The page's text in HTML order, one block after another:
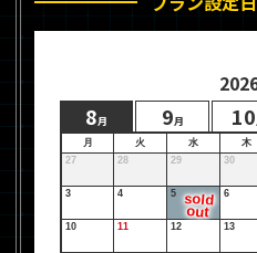
8月 9月 10
月 火 水 木
27
28 29 30
3 4 5 6
10 11 12 13